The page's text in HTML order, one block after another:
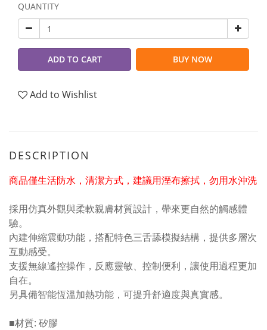
QUANTITY
ADD TO CART BUY NOW
Add to Wishlist
DESCRIPTION
商品僅生活防水，清潔方式，建議用溼布擦拭，勿用水沖洗
採用仿真外觀與柔軟親膚材質設計，帶來更自然的觸感體
驗。
內建伸縮震動功能，搭配特色三舌舔模擬結構，提供多層次
互動感受。
支援無線遙控操作，反應靈敏、控制便利，讓使用過程更加
自在。
另具備智能恆溫加熱功能，可提升舒適度與真實感。
■材質: 矽膠